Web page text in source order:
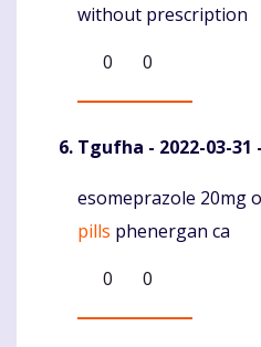
without prescription
0
0
Tgufha - 2022-03-31
Komentaras
esomeprazole 20mg
pills phenergan ca
0
0